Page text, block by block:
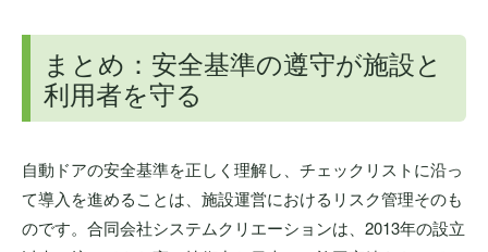
まとめ：安全基準の遵守が施設と
利用者を守る
自動ドアの安全基準を正しく理解し、チェックリストに沿っ
て導入を進めることは、施設運営におけるリスク管理そのも
のです。合同会社システムクリエーションは、2013年の設立